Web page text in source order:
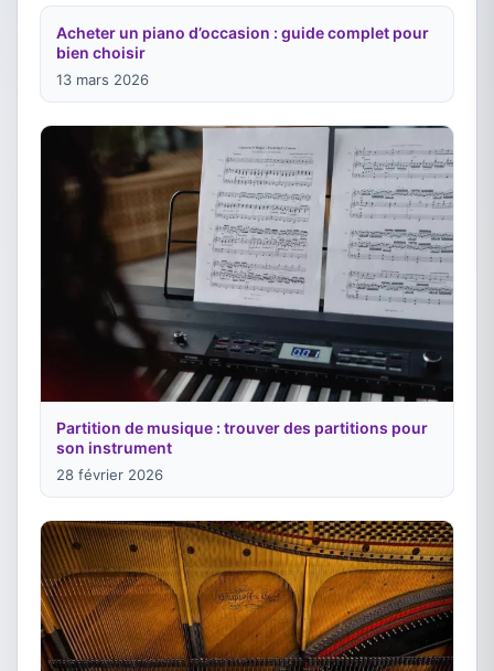
Acheter un piano d’occasion : guide complet pour
bien choisir
13 mars 2026
Partition de musique : trouver des partitions pour
son instrument
28 février 2026